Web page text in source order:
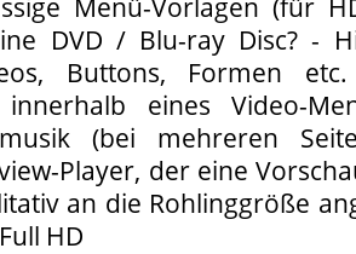
Menü-Vorlagen (für
DVD / Blu-ray Disc? -
Buttons, Formen
innerhalb eines Video-
(bei mehreren
Player, der eine
an die Rohlinggröße
HD